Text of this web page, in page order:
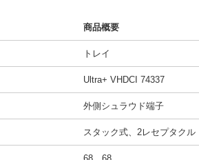
商品概要
トレイ
Ultra+ VHDCI 74337
外側シュラウド端子
スタック式、2レセプタクル